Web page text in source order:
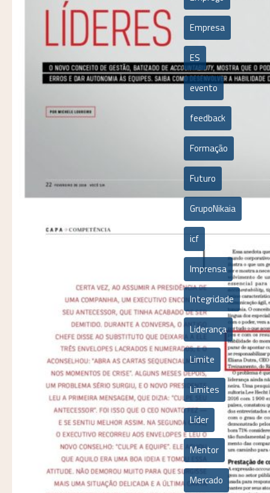
Empresa
ES
evento
feedback
Formação
Futuro
GrupoNikaia
icf
Imprensa
Integridade
Liderança
Limite
Limites
Líder
Mentor
Mercado